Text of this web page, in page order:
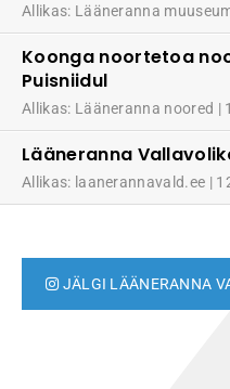
Allikas: Lääneranna
Koonga noortetoa
Puisniidul
Allikas: Lääneranna noored
Lääneranna
Allikas: laanerannavald.ee
JÄLGI LÄÄNERANNA